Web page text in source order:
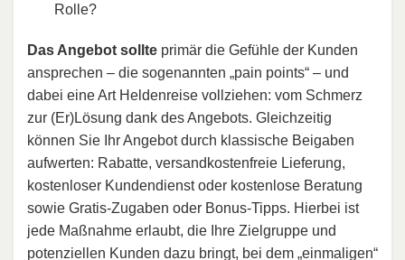
Rolle?
Das Angebot sollte primär die Gefühle der Kunden
ansprechen – die sogenannten „pain points“ – und
dabei eine Art Heldenreise vollziehen: vom Schmerz
zur (Er)Lösung dank des Angebots. Gleichzeitig
können Sie Ihr Angebot durch klassische Beigaben
aufwerten: Rabatte, versandkostenfreie Lieferung,
kostenloser Kundendienst oder kostenlose Beratung
sowie Gratis-Zugaben oder Bonus-Tipps. Hierbei ist
jede Maßnahme erlaubt, die Ihre Zielgruppe und
potenziellen Kunden dazu bringt, bei dem „einmaligen“